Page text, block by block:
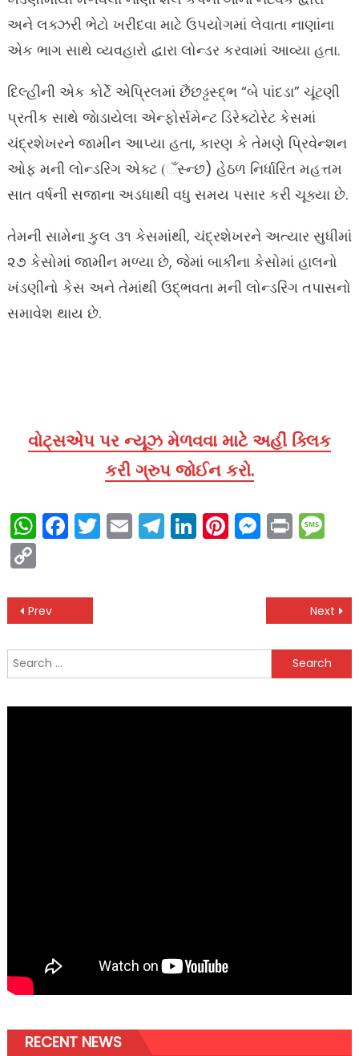
અને લક્ઝરી ભેટો ખરીદવા માટે ઉપયોગમાં લેવાતા નાણાંના
એક ભાગ સાથે વ્યવહારો દ્વારા લોન્ડર કરવામાં આવ્યા હતા.
દિલ્હીની એક કોર્ટે એપ્રિલમાં છૈંછડ્ઢસ્દ્ભ “બે પાંદડા” ચૂંટણી
પ્રતીક સાથે જાેડાયેલા એન્ફોર્સમેન્ટ ડિરેક્ટોરેટ કેસમાં
ચંદ્રશેખરને જામીન આપ્યા હતા, કારણ કે તેમણે પ્રિવેન્શન
ઓફ મની લોન્ડરિંગ એક્ટ (ઁસ્ન્છ) હેઠળ નિર્ધારિત મહત્તમ
સાત વર્ષની સજાના અડધાથી વધુ સમય પસાર કરી ચૂક્યા છે.
તેમની સામેના કુલ ૩૧ કેસમાંથી, ચંદ્રશેખરને અત્યાર સુધીમાં
૨૭ કેસોમાં જામીન મળ્યા છે, જેમાં બાકીના કેસોમાં હાલનો
ખંડણીનો કેસ અને તેમાંથી ઉદ્ભવતા મની લોન્ડરિંગ તપાસનો
સમાવેશ થાય છે.
વોટ્સએપ પર ન્યૂઝ મેળવવા માટે અહીં ક્લિક
કરી ગ્રુપ જોઈન કરો.
WhatsApp
Facebook
Twitter
EmailTelegram
LinkedIn
Pinterest
Print
Copy
Post
navigation
Prev Next
Search
for:
RECENT NEWS